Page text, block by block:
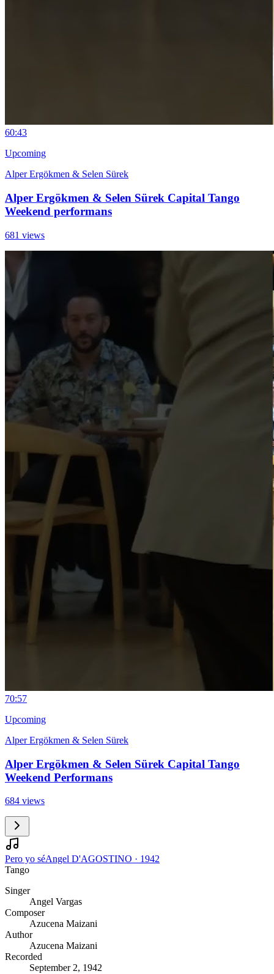
60:43
Upcoming
Alper Ergökmen & Selen Sürek
Alper Ergökmen & Selen Sürek Capital Tango
Weekend performans
681 views
70:57
Upcoming
Alper Ergökmen & Selen Sürek
Alper Ergökmen & Selen Sürek Capital Tango
Weekend Performans
684 views
Pero yo séAngel D'AGOSTINO · 1942
Tango
Singer
Angel Vargas
Composer
Azucena Maizani
Author
Azucena Maizani
Recorded
September 2, 1942